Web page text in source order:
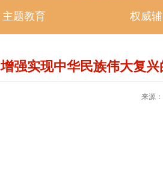
主题教育 权威
增强实现中华民族伟大复
来源